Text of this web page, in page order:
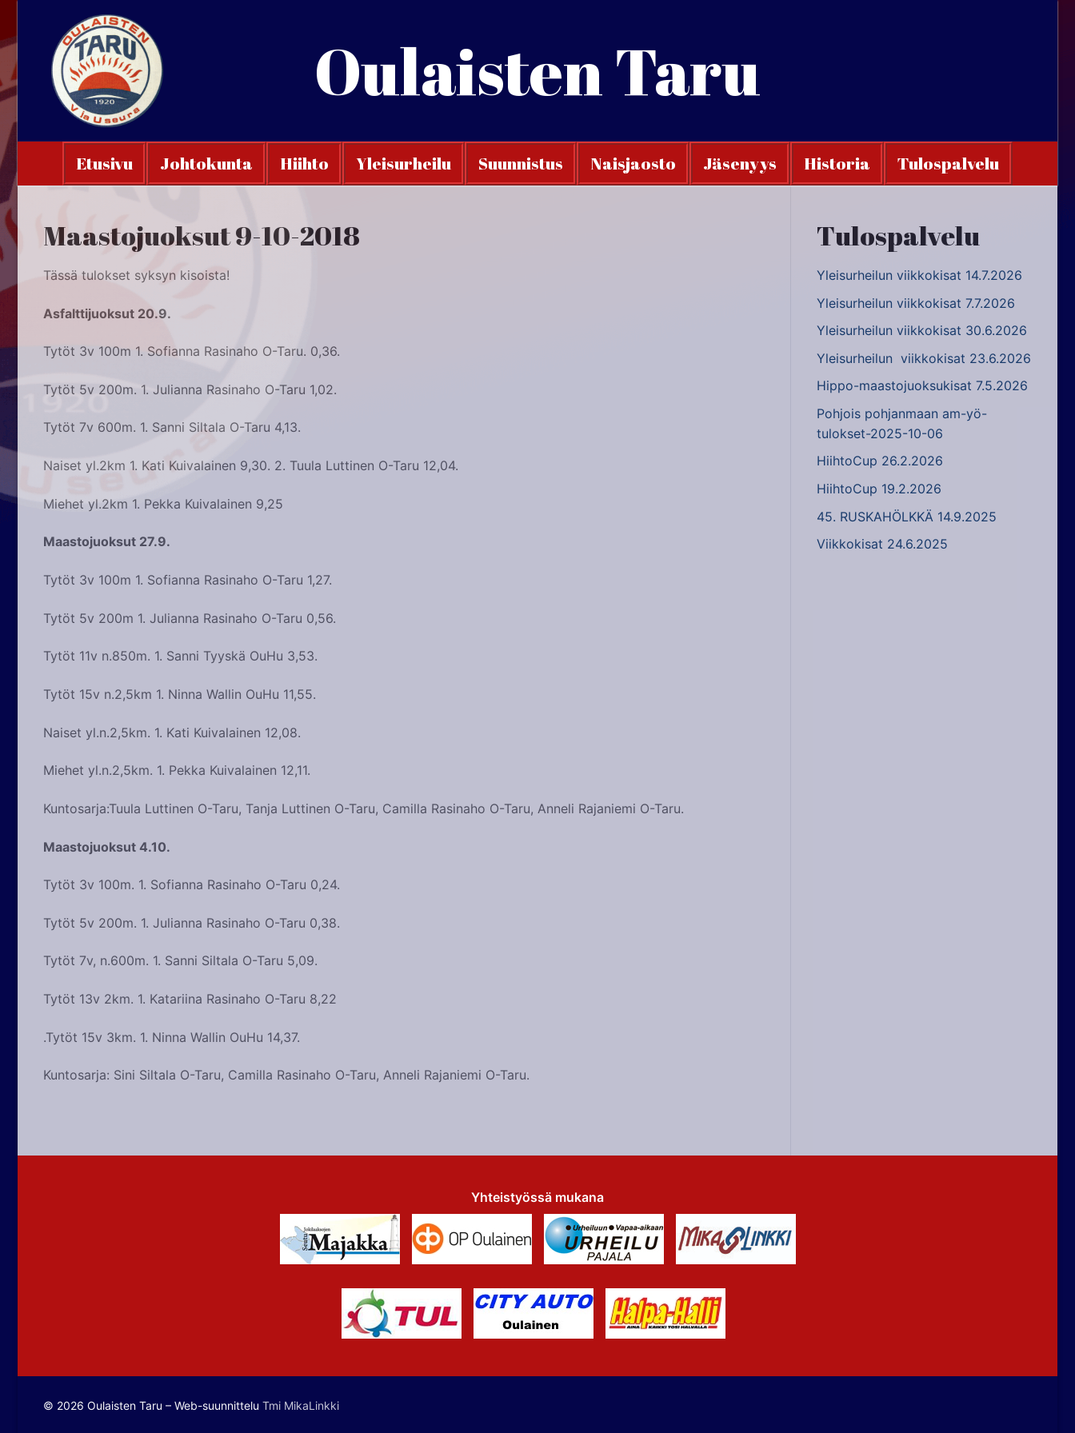
sisältöön
Oulaisten Taru
Etusivu Johtokunta Hiihto Yleisurheilu Suunnistus Naisjaosto Jäsenyys Historia Tulospalvelu
Maastojuoksut 9-10-2018
Tässä tulokset syksyn kisoista!
Asfalttijuoksut 20.9.
Tytöt 3v 100m 1. Sofianna Rasinaho O-Taru. 0,36.
Tytöt 5v 200m. 1. Julianna Rasinaho O-Taru 1,02.
Tytöt 7v 600m. 1. Sanni Siltala O-Taru 4,13.
Naiset yl.2km 1. Kati Kuivalainen 9,30. 2. Tuula Luttinen O-Taru 12,04.
Miehet yl.2km 1. Pekka Kuivalainen 9,25
Maastojuoksut 27.9.
Tytöt 3v 100m 1. Sofianna Rasinaho O-Taru 1,27.
Tytöt 5v 200m 1. Julianna Rasinaho O-Taru 0,56.
Tytöt 11v n.850m. 1. Sanni Tyyskä OuHu 3,53.
Tytöt 15v n.2,5km 1. Ninna Wallin OuHu 11,55.
Naiset yl.n.2,5km. 1. Kati Kuivalainen 12,08.
Miehet yl.n.2,5km. 1. Pekka Kuivalainen 12,11.
Kuntosarja:Tuula Luttinen O-Taru, Tanja Luttinen O-Taru, Camilla Rasinaho O-Taru, Anneli Rajaniemi O-Taru.
Maastojuoksut 4.10.
Tytöt 3v 100m. 1. Sofianna Rasinaho O-Taru 0,24.
Tytöt 5v 200m. 1. Julianna Rasinaho O-Taru 0,38.
Tytöt 7v, n.600m. 1. Sanni Siltala O-Taru 5,09.
Tytöt 13v 2km. 1. Katariina Rasinaho O-Taru 8,22
.Tytöt 15v 3km. 1. Ninna Wallin OuHu 14,37.
Kuntosarja: Sini Siltala O-Taru, Camilla Rasinaho O-Taru, Anneli Rajaniemi O-Taru.
Tulospalvelu
Yleisurheilun viikkokisat 14.7.2026
Yleisurheilun viikkokisat 7.7.2026
Yleisurheilun viikkokisat 30.6.2026
Yleisurheilun viikkokisat 23.6.2026
Hippo-maastojuoksukisat 7.5.2026
Pohjois pohjanmaan am-yö-
tulokset-2025-10-06
HiihtoCup 26.2.2026
HiihtoCup 19.2.2026
45. RUSKAHÖLKKÄ 14.9.2025
Viikkokisat 24.6.2025
Yhteistyössä mukana
© 2026 Oulaisten Taru – Web-suunnittelu Tmi MikaLinkki